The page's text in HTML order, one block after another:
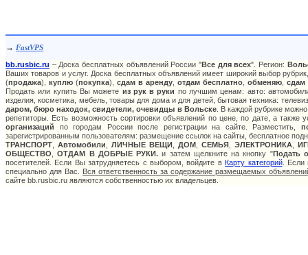
→ FastVPS
bb.rusbic.ru – Доска бесплатных объявлений России "Все для всех". Регион:
Ваших товаров и услуг. Доска бесплатных объявлений имеет широкий выбор
(продажа), куплю (покупка), сдам в аренду отдам бесплатно обменяю сдам
Продать или купить Вы можете из рук в руки по лучшим ценам: авто:
изделия, косметика, мебель, товары для дома и для детей, бытовая техника:
даром, бюро находок, свидетели, очевидцы в Вольске. В каждой рубрике
репетиторы. Есть возможность сортировки объявлений по цене, по дате, а
организаций по городам России после регистрации на сайте. Разместить,
зарегистрированным пользователям: размещение ссылок на сайты, бесплатное
ТРАНСПОРТ
Автомобили ЛИЧНЫЕ ВЕЩИ ДОМ СЕМЬЯ ЭЛЕКТРОНИКА
ОБЩЕСТВО ,ОТДАМ В ДОБРЫЕ РУКИ. и затем щелкните на кнопку "Подать
посетителей. Если Вы затрудняетесь с выбором, войдите вКарту категорий. Если
специально для Вас. Вся ответственность за содержание размещаемых
сайте bb.rusbic.ru являются собственностью их владельцев.